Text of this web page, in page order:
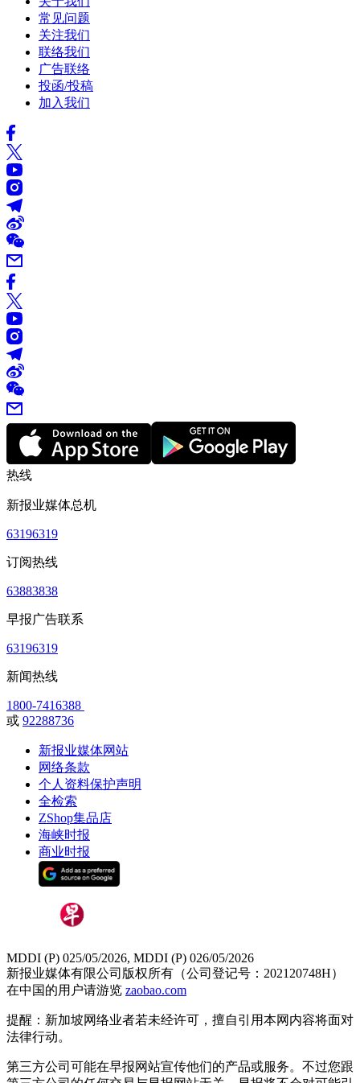
常见问题
关注我们
联络我们
广告联络
投函/投稿
加入我们
热线
新报业媒体总机
63196319
订阅热线
63883838
早报广告联系
63196319
新闻热线
1800-7416388
或 92288736
新报业媒体网站
网络条款
个人资料保护声明
全检索
ZShop集品店
海峡时报
商业时报
MDDI (P) 025/05/2026, MDDI (P) 026/05/2026
新报业媒体有限公司版权所有（公司登记号：202120748H）
在中国的用户请游览 zaobao.com
提醒：新加坡网络业者若未经许可，擅自引用本网内容将面对
法律行动。
第三方公司可能在早报网站宣传他们的产品或服务。不过您跟